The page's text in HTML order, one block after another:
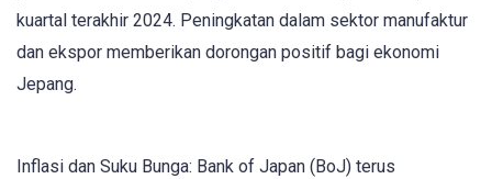
kuartal terakhir 2024. Peningkatan dalam sektor manufaktur
dan ekspor memberikan dorongan positif bagi ekonomi
Jepang.
Inflasi dan Suku Bunga: Bank of Japan (BoJ) terus